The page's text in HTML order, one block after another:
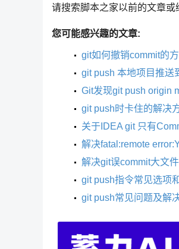
请搜索脚本之家以前的文章或
您可能感兴趣的文章:
git如何撤销commit的
git push 本地项目推送
Git发现git push origin
git push时卡住的解决
关于IDEA git 只有
解决fatal:remote
解决git误commit大文
git push指令常见选项
git push常见问题及解